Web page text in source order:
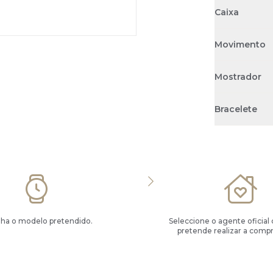
Caixa
Movimento
Mostrador
Bracelete
o modelo pretendido.
Seleccione o agente oficial
pretende realizar a